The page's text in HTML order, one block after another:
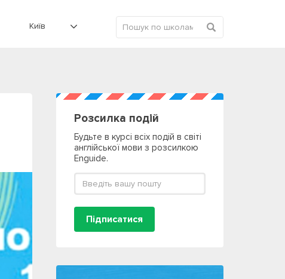
Київ
Розсилка подій
Будьте в курсі всіх подій в світі
англійської мови з розсилкою
Enguide.
Підписатися